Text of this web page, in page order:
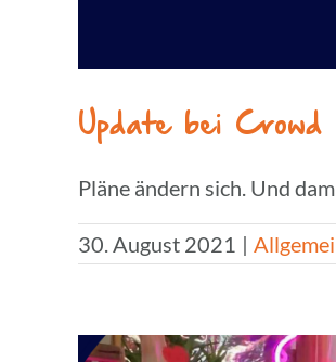
Update bei Crowd
Pläne ändern sich. Und
30. August 2021 |